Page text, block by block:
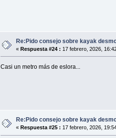
Re:Pido consejo sobre kayak
« Respuesta #24 : 17 febrero, 2026,
Casi un metro más de eslora...
Re:Pido consejo sobre kayak
« Respuesta #25 : 17 febrero, 2026,